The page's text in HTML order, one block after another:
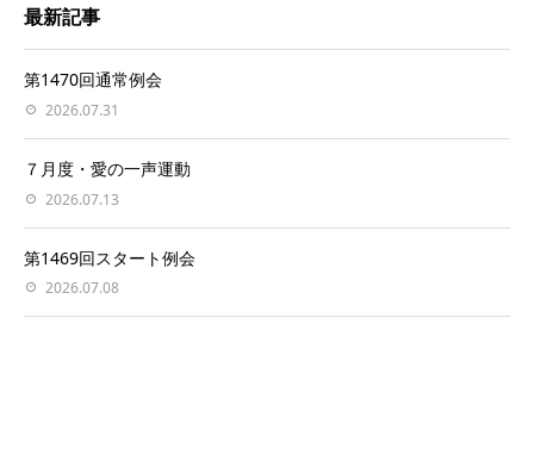
最新記事
第1470回通常例会
2026.07.31
７月度・愛の一声運動
2026.07.13
第1469回スタート例会
2026.07.08